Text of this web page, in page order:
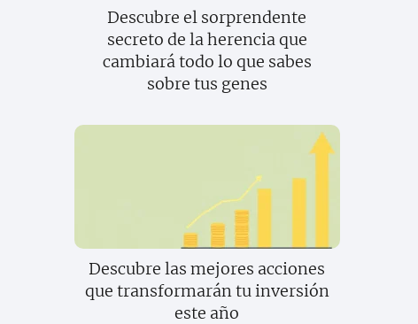
Descubre el sorprendente
secreto de la herencia que
cambiará todo lo que sabes
sobre tus genes
Descubre las mejores acciones
que transformarán tu inversión
este año